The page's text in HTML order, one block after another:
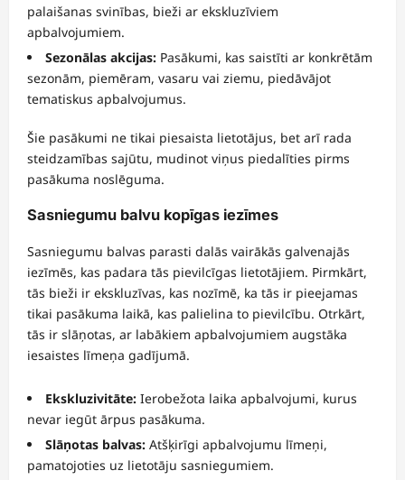
palaišanas svinības, bieži ar ekskluzīviem
apbalvojumiem.
Sezonālas akcijas: Pasākumi, kas saistīti ar konkrētām
sezonām, piemēram, vasaru vai ziemu, piedāvājot
tematiskus apbalvojumus.
Šie pasākumi ne tikai piesaista lietotājus, bet arī rada
steidzamības sajūtu, mudinot viņus piedalīties pirms
pasākuma noslēguma.
Sasniegumu balvu kopīgas iezīmes
Sasniegumu balvas parasti dalās vairākās galvenajās
iezīmēs, kas padara tās pievilcīgas lietotājiem. Pirmkārt,
tās bieži ir ekskluzīvas, kas nozīmē, ka tās ir pieejamas
tikai pasākuma laikā, kas palielina to pievilcību. Otrkārt,
tās ir slāņotas, ar labākiem apbalvojumiem augstāka
iesaistes līmeņa gadījumā.
Ekskluzivitāte: Ierobežota laika apbalvojumi, kurus
nevar iegūt ārpus pasākuma.
Slāņotas balvas: Atšķirīgi apbalvojumu līmeņi,
pamatojoties uz lietotāju sasniegumiem.